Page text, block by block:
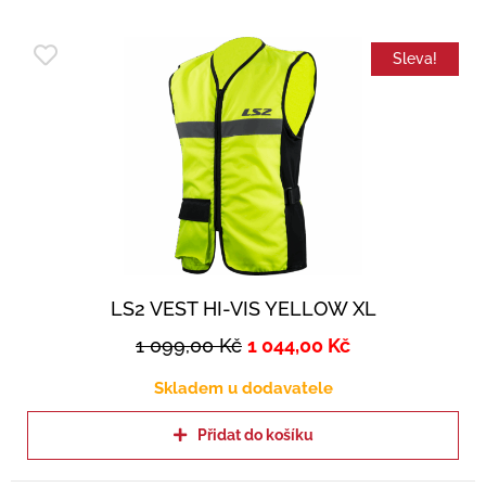
Sleva!
LS2 VEST HI-VIS YELLOW XL
1 099,00Kč 1 044,00 Kč
Skladem u dodavatele
Přidat do košíku